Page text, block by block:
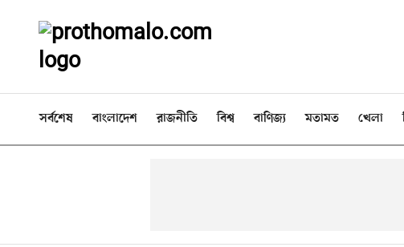
সর্বশেষ বাংলাদেশ রাজনীতি বিশ্ব বাণিজ্য মতামত খেলা